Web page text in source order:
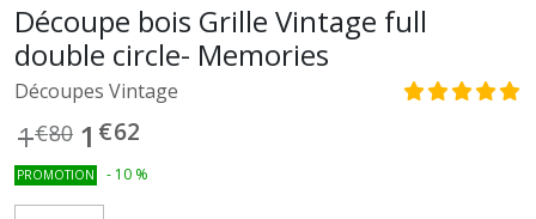
Découpe bois Grille Vintage full
double circle- Memories
Découpes Vintage
1€80 1 €62
PROMOTION - 10 %